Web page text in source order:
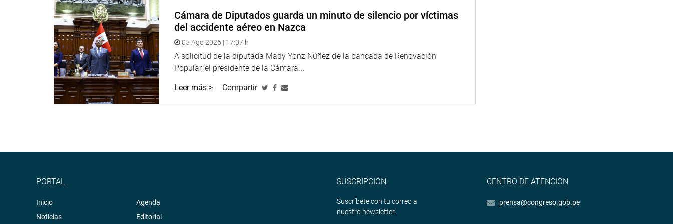
El único varón del grupo parlamentario, congresista Juan Carlos Gonzales (FP) planteó la necesidad de la
creación del Ministerio de Familia y saludó los planes de la ministra con relación a sus planes para mejorar las
condiciones de vida de los sectores más necesitados.
LA MINISTRA
Por sus lado Ana María Choquehuanca dijo que si por un lado la violencia física ha disminuido aún hace falta
trabajar mucho e indicó que en el 2016 el 68.2 % de mujeres en el Perú sufrió de violencia por parte de su esposo
o compañero aunque ese porcentaje ha disminuido últimamente.
protección y el empoderamiento económico para que la mujer pueda independizarse de su victimario.
Cámara de Diputados guarda un minuto de silencio por víctimas
del accidente aéreo en Nazca
05 Ago 2026 | 17:07 h
A solicitud de la diputada Mady Yonz Núñez de la bancada de Renovación
Popular, el presidente de la Cámara...
Leer más > Compartir
PORTAL
Inicio
Noticias
Agenda
Editorial
SUSCRIPCIÓN
Suscríbete con tu correo a
nuestro newsletter.
CENTRO DE ATENCIÓN
prensa@congreso.gob.pe